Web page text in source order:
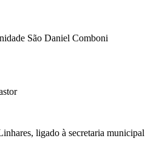
São Daniel Comboni
ligado à secretaria